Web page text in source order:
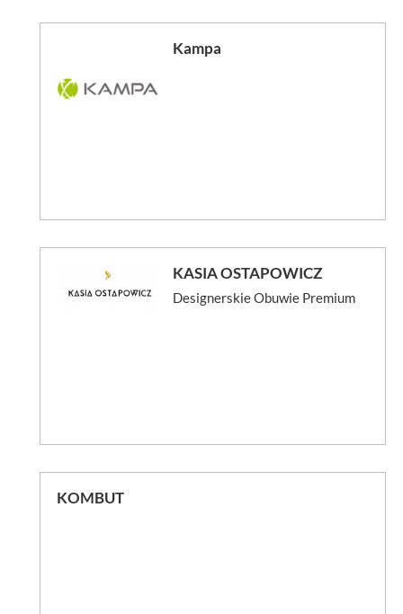
Kampa
KASIA OSTAPOWICZ
Designerskie Obuwie Premium
KOMBUT